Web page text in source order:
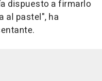
dispuesto a firmarlo
al pastel", ha